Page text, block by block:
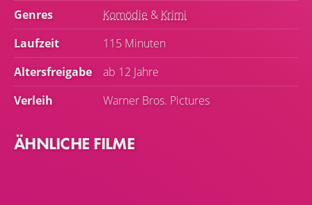
Genres Komödie & Krimi
Laufzeit
115 Minuten
Altersfreigabe
ab 12 Jahre
Verleih
Warner Bros. Pictures
ÄHNLICHE FILME